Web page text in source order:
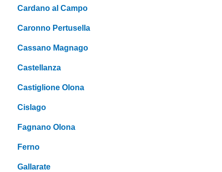
Cardano al Campo
Caronno Pertusella
Cassano Magnago
Castellanza
Castiglione Olona
Cislago
Fagnano Olona
Ferno
Gallarate